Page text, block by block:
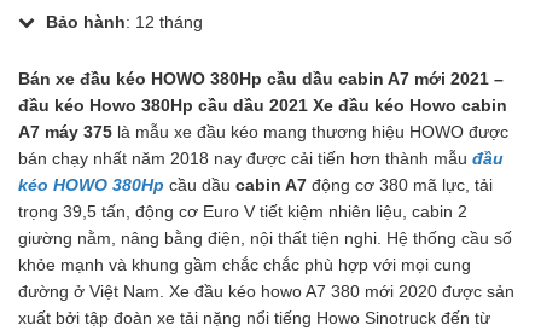
Bảo hành: 12 tháng
Bán xe đầu kéo HOWO 380Hp cầu dầu cabin A7 mới 2021 –
đầu kéo Howo 380Hp cầu dầu 2021 Xe đầu kéo Howo cabin
A7 máy 375 là mẫu xe đầu kéo mang thương hiệu HOWO được
bán chạy nhất năm 2018 nay được cải tiến hơn thành mẫu đầu
kéo HOWO 380Hp cầu dầu cabin A7 động cơ 380 mã lực, tải
trọng 39,5 tấn, động cơ Euro V tiết kiệm nhiên liệu, cabin 2
giường nằm, nâng bằng điện, nội thất tiện nghi. Hệ thống cầu số
khỏe mạnh và khung gầm chắc chắc phù hợp với mọi cung
đường ở Việt Nam. Xe đầu kéo howo A7 380 mới 2020 được sản
xuất bởi tập đoàn xe tải nặng nổi tiếng Howo Sinotruck đến từ